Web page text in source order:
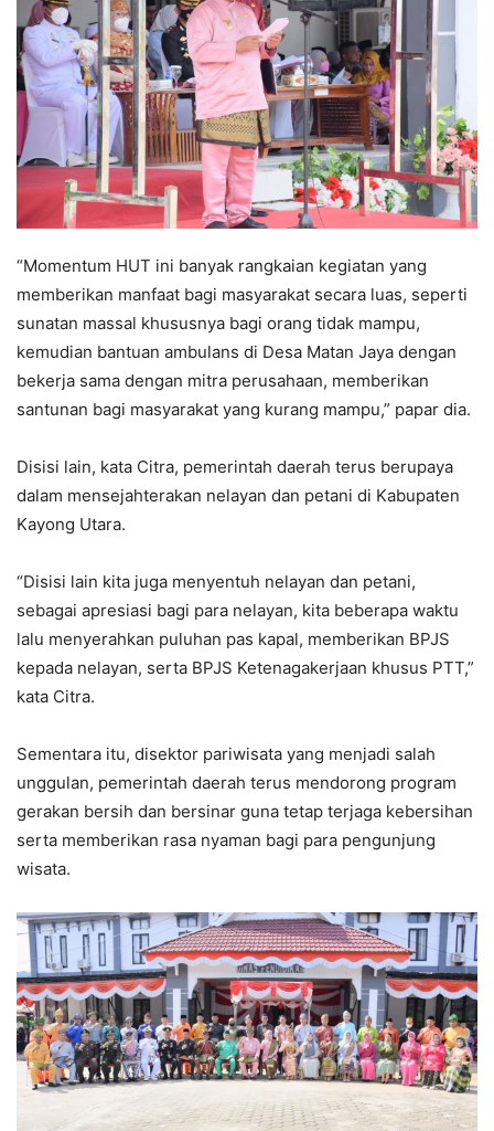
“Momentum HUT ini banyak rangkaian kegiatan yang
memberikan manfaat bagi masyarakat secara luas, seperti
sunatan massal khususnya bagi orang tidak mampu,
kemudian bantuan ambulans di Desa Matan Jaya dengan
bekerja sama dengan mitra perusahaan, memberikan
santunan bagi masyarakat yang kurang mampu,” papar dia.
Disisi lain, kata Citra, pemerintah daerah terus berupaya
dalam mensejahterakan nelayan dan petani di Kabupaten
Kayong Utara.
“Disisi lain kita juga menyentuh nelayan dan petani,
sebagai apresiasi bagi para nelayan, kita beberapa waktu
lalu menyerahkan puluhan pas kapal, memberikan BPJS
kepada nelayan, serta BPJS Ketenagakerjaan khusus PTT,”
kata Citra.
Sementara itu, disektor pariwisata yang menjadi salah
unggulan, pemerintah daerah terus mendorong program
gerakan bersih dan bersinar guna tetap terjaga kebersihan
serta memberikan rasa nyaman bagi para pengunjung
wisata.